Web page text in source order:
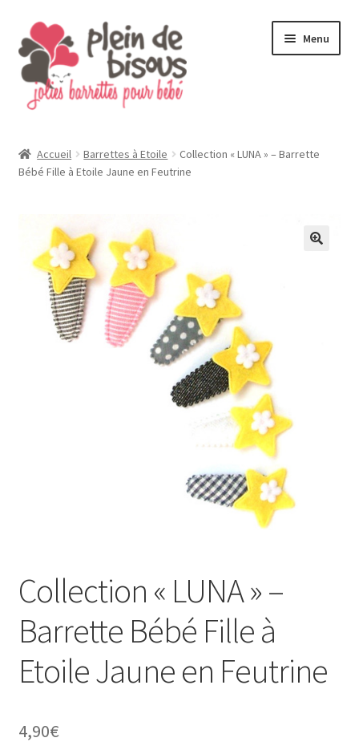
Aller
à
la
navigation
Aller
au
contenu
Menu
Accueil Barrettes à Etoile
Collection « LUNA » – Barrette
Bébé Fille à Etoile Jaune en Feutrine
Collection « LUNA » –
Barrette Bébé Fille à
Etoile Jaune en Feutrine
4,90€